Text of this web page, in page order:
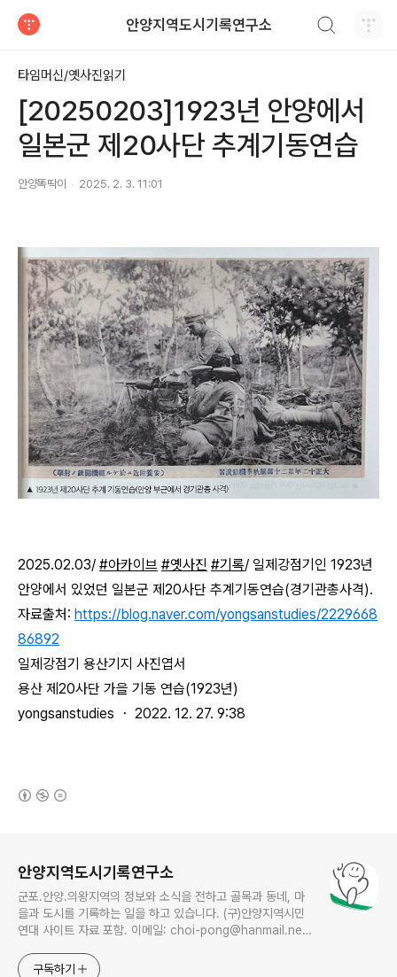
안양지역도시기록연구소
타임머신/옛사진읽기
[20250203]1923년 안양에서
일본군 제20사단 추계기동연습
안양똑딱이 2025. 2. 3. 11:01
2025.02.03/ #아카이브 #옛사진 #기록/ 일제강점기인 1923년
안양에서 있었던 일본군 제20사단 추계기동연습(경기관총사격).
자료출처: https://blog.naver.com/yongsanstudies/2229668
86892
일제강점기 용산기지 사진엽서
용산 제20사단 가을 기동 연습(1923년)
yongsanstudies ・ 2022. 12. 27. 9:38
안양지역도시기록연구소
군포.안양.의왕지역의 정보와 소식을 전하고 골목과 동네, 마
을과 도시를 기록하는 일을 하고 있습니다. (구)안양지역시민
연대 사이트 자료 포함. 이메일: choi-pong@hanmail.net
구독하기